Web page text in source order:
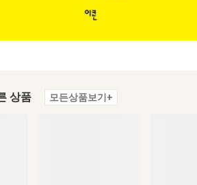
상품 모든상품보기+